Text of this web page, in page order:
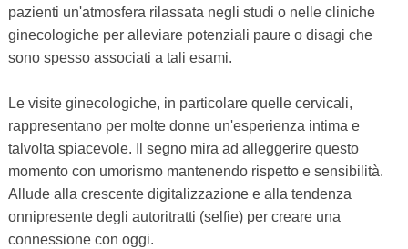
pazienti un'atmosfera rilassata negli studi o nelle cliniche
ginecologiche per alleviare potenziali paure o disagi che
sono spesso associati a tali esami.
Le visite ginecologiche, in particolare quelle cervicali,
rappresentano per molte donne un'esperienza intima e
talvolta spiacevole. Il segno mira ad alleggerire questo
momento con umorismo mantenendo rispetto e sensibilità.
Allude alla crescente digitalizzazione e alla tendenza
onnipresente degli autoritratti (selfie) per creare una
connessione con oggi.